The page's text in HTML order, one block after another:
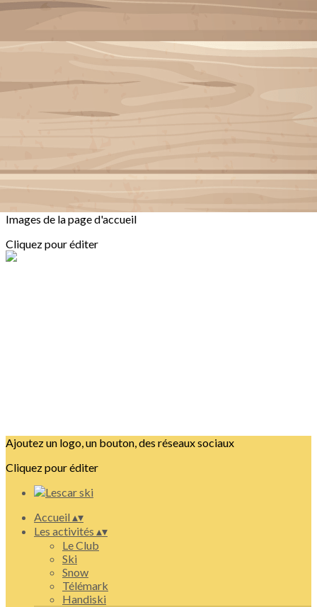
Exporter les lignes sélectionnées
Exporter uniquement les colonnes affichées
>
Inscriptions
Règlement intérieur et statuts
Images de la page d'accueil
Cliquez pour éditer
Ajoutez un logo, un bouton, des réseaux sociaux
Cliquez pour éditer
Accueil ▴▾
Les activités ▴▾
Le Club
Ski
Snow
Télémark
Handiski